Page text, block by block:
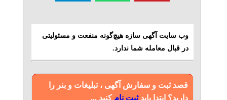
وب سایت آگهی سازه هیچ‌گونه منفعت و مسئولیتی
در قبال معامله شما ندارد.
قصد ثبت و سفارش آگهی ، تبلیغات و بنر را
دارید؟ ابتدا بایدثبت نام کنید ...